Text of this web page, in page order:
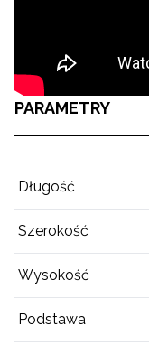
PARAMETRY
Długość
Szerokość
Wysokość
Podstawa